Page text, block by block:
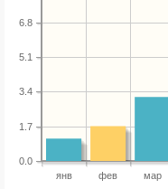
янв фев мар
0.0
1.7
3.4
5.1
6.8